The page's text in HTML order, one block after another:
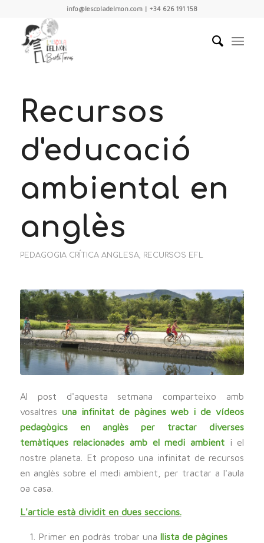
info@lescoladelmon.com | +34 626 191 158
Recursos
d'educació
ambiental en
anglès
PEDAGOGIA CRÍTICA ANGLESA, RECURSOS EFL
Al post d'aquesta setmana comparteixo amb
vosaltres una infinitat de pàgines web i de vídeos
pedagògics en anglès per tractar diverses
temàtiques relacionades amb el medi ambient i el
nostre planeta. Et proposo una infinitat de recursos
en anglès sobre el medi ambient, per tractar a l'aula
oa casa.
L'article està dividit en dues seccions.
Primer en podràs trobar una llista de pàgines